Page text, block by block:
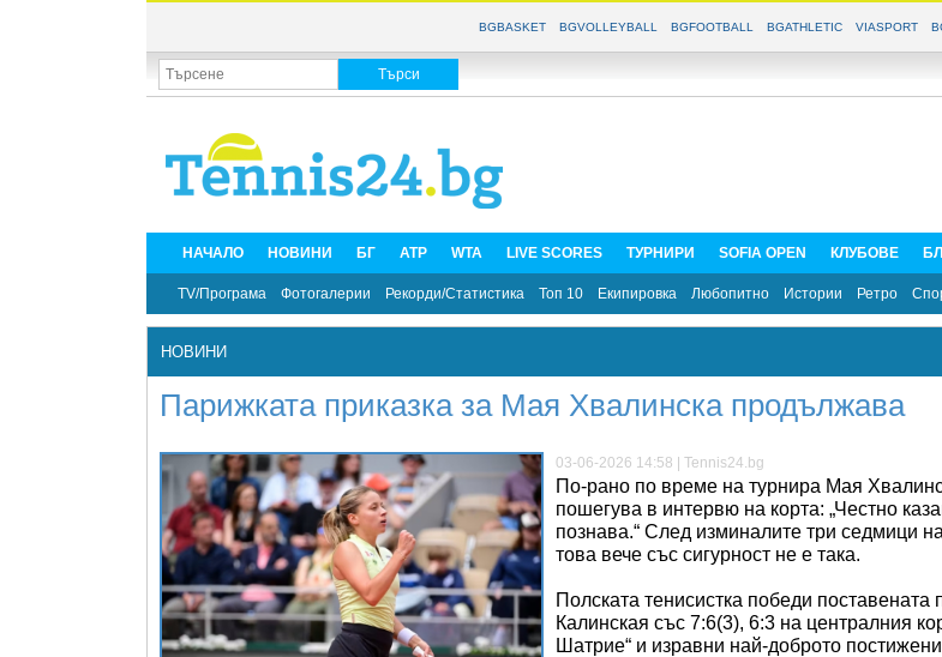
BGBASKET BGVOLLEYBALL BGFOOTBALL BGATHLETIC VIASPORT
НАЧАЛО НОВИНИ БГ ATP WTA LIVE SCORES ТУРНИРИ SOFIA OPEN КЛУБОВЕ
TV/Програма Фотогалерии Рекорди/Статистика Топ 10 Екипировка Любопитно Истории Ретро
НОВИНИ
Парижката приказка за Мая Хвалинска продължава
03-06-2026 14:58 | Tennis24.bg
По-рано по време на турнира Мая
пошегува в интервю на корта: „Честно
познава.“ След изминалите три седмици
това вече със сигурност не е така.
Полската тенисистка победи
Калинская със 7:6(3), 6:3 на централния
Шатрие“ и изравни най-доброто